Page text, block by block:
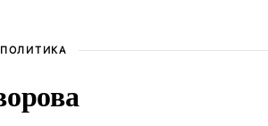
ПОЛИТИКА